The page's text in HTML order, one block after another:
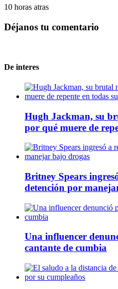
10 horas atras
Déjanos tu comentario
De interes
Hugh Jackman, su
por qué muere de
Britney Spears
detención por
Una influencer
cantante de cumbia